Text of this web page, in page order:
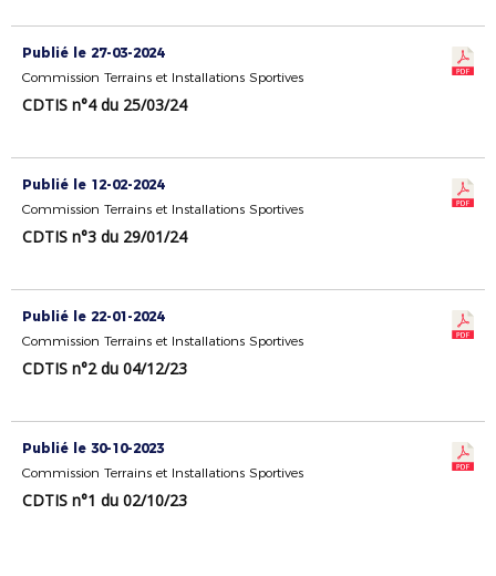
Publié le 27-03-2024
Commission Terrains et Installations Sportives
CDTIS n°4 du 25/03/24
Publié le 12-02-2024
Commission Terrains et Installations Sportives
CDTIS n°3 du 29/01/24
Publié le 22-01-2024
Commission Terrains et Installations Sportives
CDTIS n°2 du 04/12/23
Publié le 30-10-2023
Commission Terrains et Installations Sportives
CDTIS n°1 du 02/10/23